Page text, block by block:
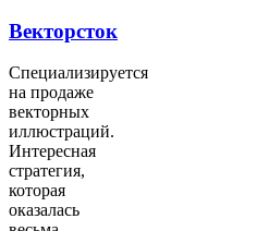
Векторсток
Специализируется
на продаже
векторных
иллюстраций.
Интересная
стратегия,
которая
оказалась